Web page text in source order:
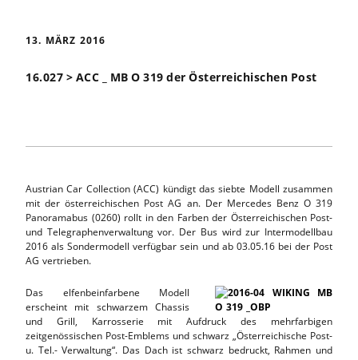
13. MÄRZ 2016
16.027 > ACC _ MB O 319 der Österreichischen Post
Austrian Car Collection (ACC) kündigt das siebte Modell zusammen
mit der österreichischen Post AG an. Der Mercedes Benz O 319
Panoramabus (0260) rollt in den Farben der Österreichischen Post-
und Telegraphenverwaltung vor. Der Bus wird zur Intermodellbau
2016 als Sondermodell verfügbar sein und ab 03.05.16 bei der Post
AG vertrieben.
Das elfenbeinfarbene Modell
erscheint mit schwarzem Chassis
und Grill, Karrosserie mit Aufdruck des mehrfarbigen
zeitgenössischen Post-Emblems und schwarz „Österreichische Post-
u. Tel.- Verwaltung“. Das Dach ist schwarz bedruckt, Rahmen und